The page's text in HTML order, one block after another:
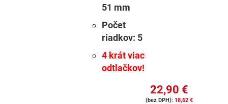
51 mm
Počet
riadkov: 5
4 krát viac
odtlačkov!
22,90 €
18,62 €